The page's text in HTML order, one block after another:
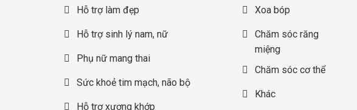
Hỗ trợ làm đẹp
Hỗ trợ sinh lý nam, nữ
Phụ nữ mang thai
Sức khoẻ tim mạch, não bộ
Hỗ trợ xương khớp
Xoa bóp
Chăm sóc răng
miệng
Chăm sóc cơ thể
Khác